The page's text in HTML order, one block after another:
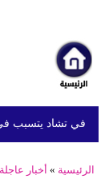
تشاد يتسبب في وفاة 13
الرئيسية » أخبار عاجلة